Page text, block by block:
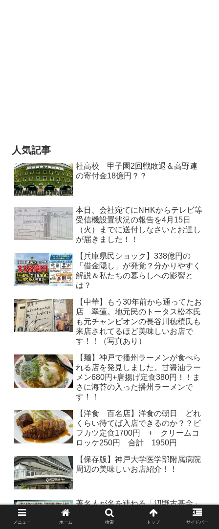
人気記事
社高校 甲子園2回戦敗退＆高野連
の寄付金18億円？？
本日、会社宛てにNHKからテレビ等
受信機設置状況の報告を4月15日
（火）までに送付しなさいとお達し
が届きました！！
【兵庫県民ショック】338億円の
「借金隠し」が発覚？分かりやすく
解説＆私たちの暮らしへの影響と
は？
【中華】もう30年前から通ってたお
店 翠蓮。地元民のトータス松本氏
も元チャンピオンの長谷川穂積氏も
来店されてるほど美味しいお店で
す！！（写真あり）
【麺】神戸で播州ラーメンが食べら
れる店を発見しました。甘醤油ラー
メン680円+唐揚げ定食380円！！ま
さに海苔の入った播州ラーメンで
す！！
【洋食 百名店】洋食の朝日 どれ
くらい待てば入店できるのか？？ビ
フカツ定食1700円 + クリームコ
ロッケ250円 合計 1950円
【保存版】神戸大学医学部附属病院
周辺の美味しいお店紹介！！
著名人が名を連ねる「辺野古基金」
の影：抗議活動への資金流入と安全
管理の矛盾！！
メニュー ホーム 検索 トップ サイドバー